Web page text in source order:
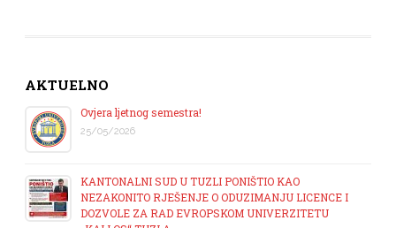
AKTUELNO
Ovjera ljetnog semestra!
25/05/2026
KANTONALNI SUD U TUZLI PONIŠTIO KAO
NEZAKONITO RJEŠENJE O ODUZIMANJU LICENCE I
DOZVOLE ZA RAD EVROPSKOM UNIVERZITETU